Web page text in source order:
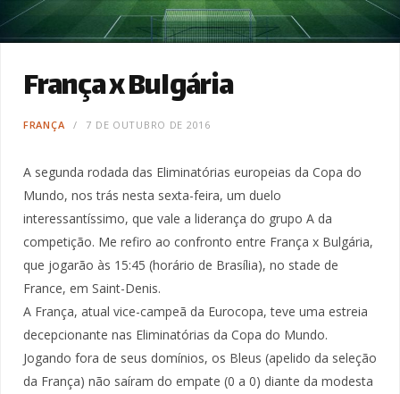
França x Bulgária
FRANÇA 7 DE OUTUBRO DE 2016
A segunda rodada das Eliminatórias europeias da Copa do
Mundo, nos trás nesta sexta-feira, um duelo
interessantíssimo, que vale a liderança do grupo A da
competição. Me refiro ao confronto entre França x Bulgária,
que jogarão às 15:45 (horário de Brasília), no stade de
France, em Saint-Denis.
A França, atual vice-campeã da Eurocopa, teve uma estreia
decepcionante nas Eliminatórias da Copa do Mundo.
Jogando fora de seus domínios, os Bleus (apelido da seleção
da França) não saíram do empate (0 a 0) diante da modesta